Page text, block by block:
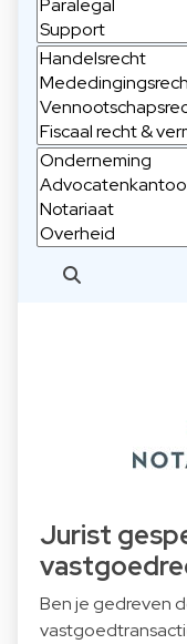
Jurist
Ben je gedreven